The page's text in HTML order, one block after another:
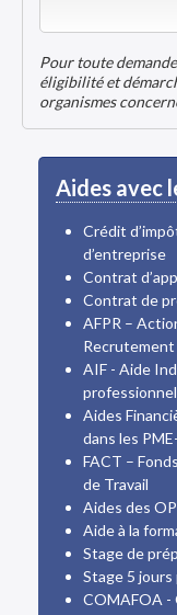
Pour toute
éligibilité et
organismes
Aides avec
Crédit
d’entreprise
Contrat
Contrat de
AFPR –
Recrutement
AIF - Aide
Aides
dans les
FACT –
de Travail
Aides des
Aide à la
Stage de
Stage 5
COMAFOA -